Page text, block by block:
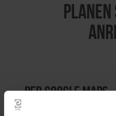
per Google Maps